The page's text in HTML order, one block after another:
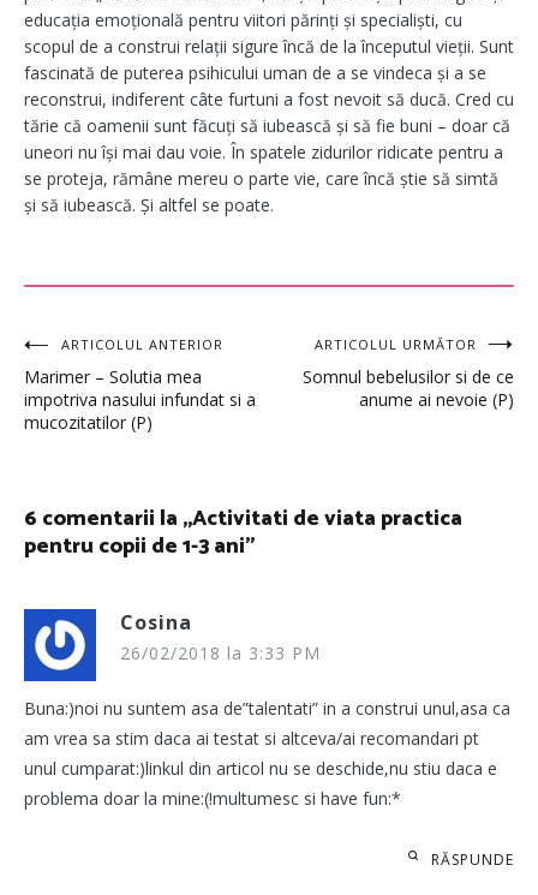
educația emoțională pentru viitori părinți și specialiști, cu
scopul de a construi relații sigure încă de la începutul vieții. Sunt
fascinată de puterea psihicului uman de a se vindeca și a se
reconstrui, indiferent câte furtuni a fost nevoit să ducă. Cred cu
tărie că oamenii sunt făcuți să iubească și să fie buni – doar că
uneori nu își mai dau voie. În spatele zidurilor ridicate pentru a
se proteja, rămâne mereu o parte vie, care încă știe să simtă
și să iubească. Și altfel se poate.
Navigare
în
articole
ARTICOLUL ANTERIOR
Marimer – Solutia mea
impotriva nasului infundat si a
mucozitatilor (P)
ARTICOLUL URMĂTOR
Somnul bebelusilor si de ce
anume ai nevoie (P)
6 comentarii la „Activitati de viata practica
pentru copii de 1-3 ani”
Cosina
26/02/2018 la 3:33 PM
Buna:)noi nu suntem asa de”talentati” in a construi unul,asa ca
am vrea sa stim daca ai testat si altceva/ai recomandari pt
unul cumparat:)linkul din articol nu se deschide,nu stiu daca e
problema doar la mine:(!multumesc si have fun:*
RĂSPUNDE